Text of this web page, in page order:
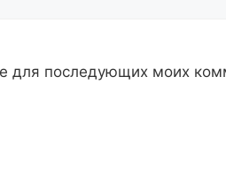
для последующих моих